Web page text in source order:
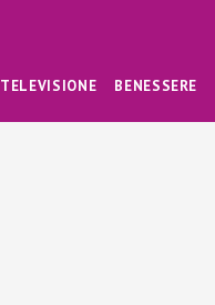
TELEVISIONE BENESSERE